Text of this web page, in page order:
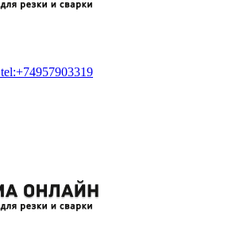
tel:+74957903319